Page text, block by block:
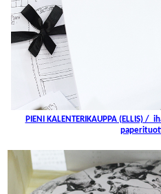
PIENI KALENTERIKAUPPA